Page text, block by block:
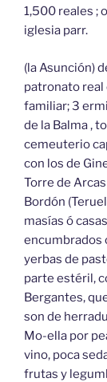
1,500 reales ;
iglesia parr.
(la Asunción)
patronato real
familiar; 3
de la Balma ,
cemeuterio
con los de
Torre de Arcas
Bordón
masías ó
encumbrados
yerbas de
parte estéril,
Bergantes,
son de
Mo-ella por
vino, poca
frutas y